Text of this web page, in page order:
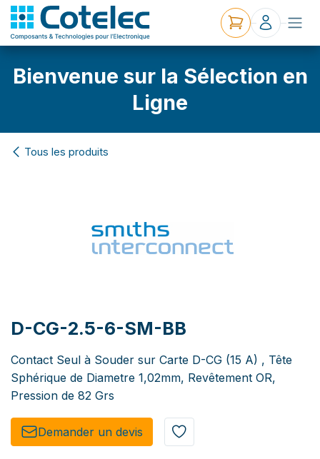
Bienvenue sur la Sélection en
Ligne
Tous les produits
D-CG-2.5-6-SM-BB
Contact Seul à Souder sur Carte D-CG (15 A) , Tête
Sphérique de Diametre 1,02mm, Revêtement OR,
Pression de 82 Grs
Demander un de​​vis​​